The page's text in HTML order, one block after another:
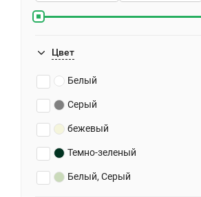
Цвет
Белый
Серый
бежевый
Темно-зеленый
Белый, Серый